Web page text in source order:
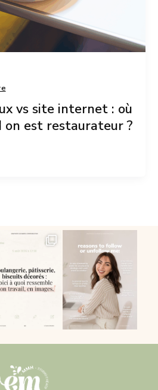
vs site internet : où
on est restaurateur ?